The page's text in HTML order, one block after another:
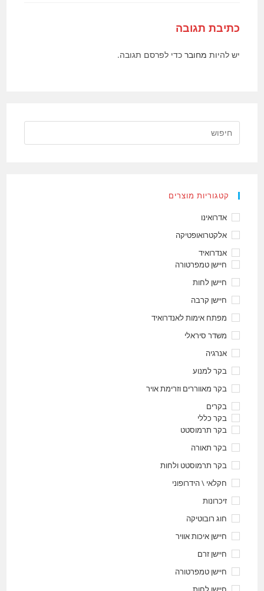
כתיבת תגובה
יש להיות מחובר כדי לפרסם תגובה.
קטגוריות מוצרים
אדרואינו
אלקטרואופטיקה
אנדרואיד
חיישן טמפרטורה
חיישן לחות
חיישן קרבה
מפתח אימות לאנדרואיד
משדר סיראלי
אנרגיה
בקר למנוע
בקר מאווררים וזרימת אויר
בקרים
בקר כללי
בקר תרמוסטט
בקר תאורה
בקר תרמוסטט ולחות
חקלאי \ הידרופוני
זיכרונות
חוג רובוטיקה
חיישן איכות אוויר
חיישן זרם
חיישן טמפרטורה